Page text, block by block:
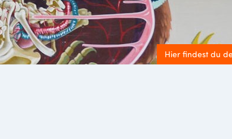
Hier findest du